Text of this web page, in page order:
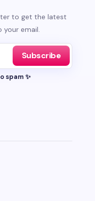
to get the latest
your email.
Subscribe
spam ✨